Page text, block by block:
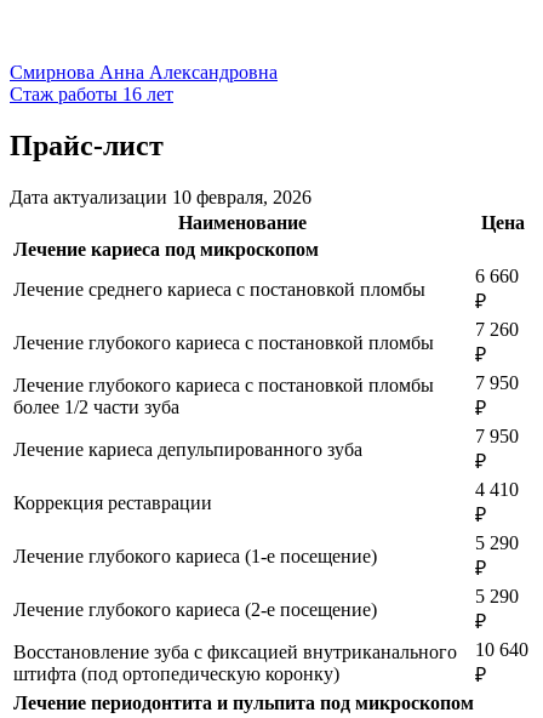
Смирнова Анна Александровна
Стаж работы 16 лет
Прайс-лист
Дата актуализации 10 февраля, 2026
Наименование
Цена
Лечение кариеса под микроскопом
Лечение среднего кариеса с постановкой пломбы
6 660
₽
Лечение глубокого кариеса с постановкой пломбы
7 260
₽
Лечение глубокого кариеса с постановкой пломбы
более 1/2 части зуба
7 950
₽
Лечение кариеса депульпированного зуба
7 950
₽
Коррекция реставрации
4 410
₽
Лечение глубокого кариеса (1-е посещение)
5 290
₽
Лечение глубокого кариеса (2-е посещение)
5 290
₽
Восстановление зуба с фиксацией внутриканального
штифта (под ортопедическую коронку)
10 640
₽
Лечение периодонтита и пульпита под микроскопом